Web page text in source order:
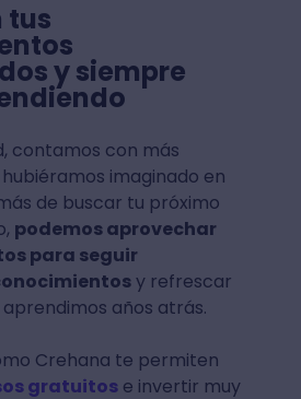
tus
y siempre
contamos con más
imaginado en
de buscar tu próximo
podemos aprovechar
para seguir
y refrescar
años atrás.
Crehana te permiten
gratuitose invertir muy